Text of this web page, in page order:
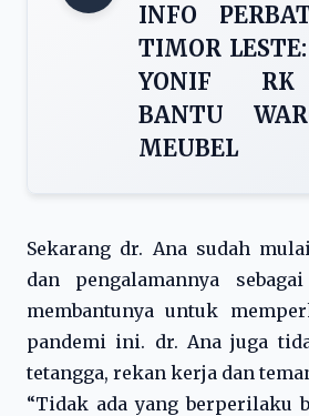
INFO
TIMOR
YONIF RK
BANTU
MEUBEL
Sekarang dr. Ana sudah
dan pengalamannya
membantunya untuk
pandemi ini. dr. Ana juga
tetangga, rekan kerja dan
“Tidak ada yang berperilaku